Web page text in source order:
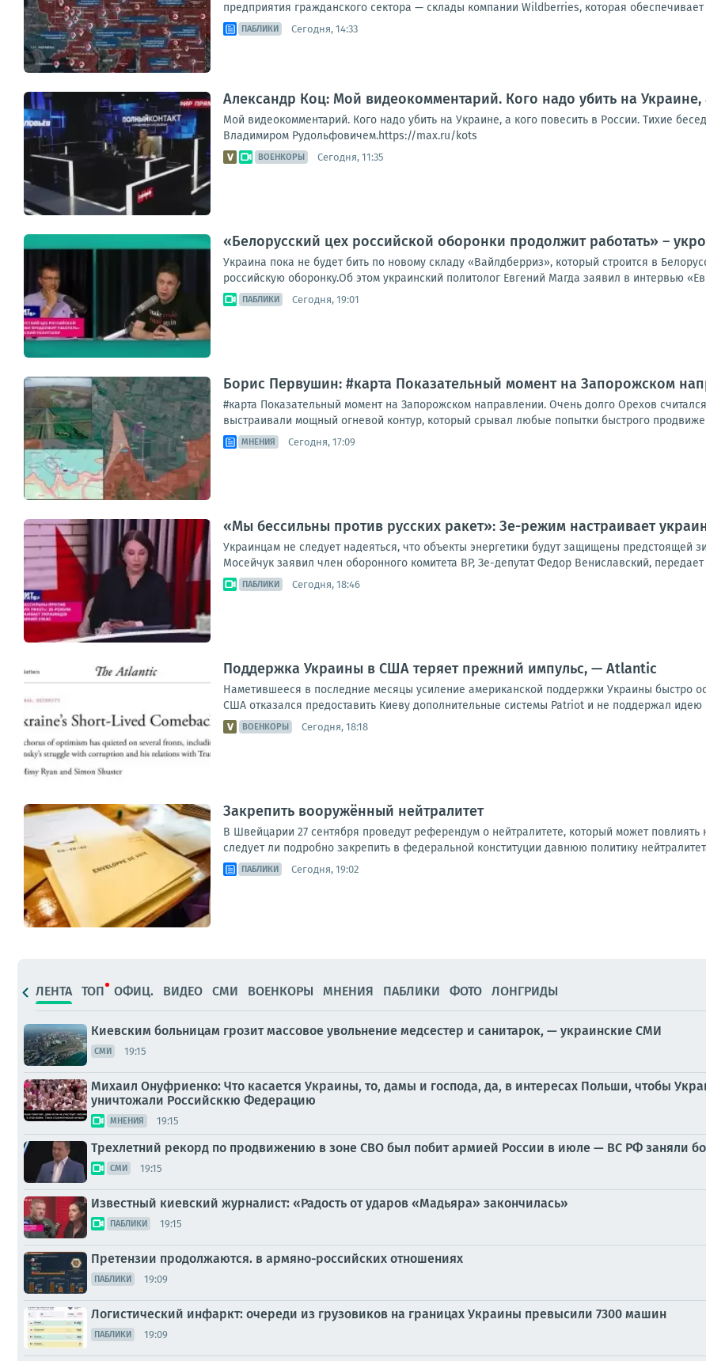
предприятия гражданского сектора — склады компании Wildberries, которая обеспечивает
ПАБЛИКИ Сегодня, 14:33
Александр Коц: Мой видеокомментарий. Кого надо убить на Украине,
Мой видеокомментарий. Кого надо убить на Украине, а кого повесить в России. Тихие
Владимиром Рудольфовичем.https://max.ru/kots
ВОЕНКОРЫ Сегодня, 11:35
«Белорусский цех российской оборонки продолжит работать» –
Украина пока не будет бить по новому складу «Вайлдберриз», который строится в
российскую оборонку.Об этом украинский политолог Евгений Магда заявил в интервью
ПАБЛИКИ Сегодня, 19:01
Борис Первушин: #карта Показательный момент на Запорожском
#карта Показательный момент на Запорожском направлении. Очень долго Орехов
выстраивали мощный огневой контур, который срывал любые попытки быстрого
МНЕНИЯ Сегодня, 17:09
«Мы бессильны против русских ракет»: Зе-режим настраивает
Украинцам не следует надеяться, что объекты энергетики будут защищены предстоящей
Мосейчук заявил член оборонного комитета ВР, Зе-депутат Федор Вениславский, передает
ПАБЛИКИ Сегодня, 18:46
Поддержка Украины в США теряет прежний импульс, — Atlantic
Наметившееся в последние месяцы усиление американской поддержки Украины быстро
США отказался предоставить Киеву дополнительные системы Patriot и не поддержал идею
ВОЕНКОРЫ Сегодня, 18:18
Закрепить вооружённый нейтралитет
В Швейцарии 27 сентября проведут референдум о нейтралитете, который может
следует ли подробно закрепить в федеральной конституции давнюю политику
ПАБЛИКИ Сегодня, 19:02
ЛЕНТА ТОП ОФИЦ. ВИДЕО СМИ ВОЕНКОРЫ МНЕНИЯ ПАБЛИКИ ФОТО ЛОНГРИДЫ
Киевским больницам грозит массовое увольнение медсестер и санитарок, — украинские СМИ
СМИ 19:15
Михаил Онуфриенко: Что касается Украины, то, дамы и господа, да, в интересах Польши, чтобы
уничтожали Российсккю Федерацию
МНЕНИЯ 19:15
Трехлетний рекорд по продвижению в зоне СВО был побит армией России в июле — ВС РФ заняли
СМИ 19:15
Известный киевский журналист: «Радость от ударов «Мадьяра» закончилась»
ПАБЛИКИ 19:15
Претензии продолжаются. в армяно-российских отношениях
ПАБЛИКИ 19:09
Логистический инфаркт: очереди из грузовиков на границах Украины превысили 7300 машин
ПАБЛИКИ 19:09